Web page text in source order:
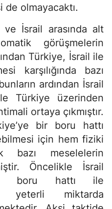
de olmayacaktı.
ve İsrail arasında alt
görüşmelerin
Türkiye, İsrail ile
karşılığında bazı
ardından İsrail
Türkiye üzerinden
ortaya çıkmıştır.
bir boru hattı
için hem fiziki
meselelerin
Öncelikle İsrail
boru hattı ile
yeterli miktarda